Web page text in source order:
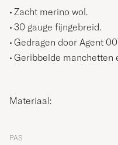
Zacht merino wol.
30 gauge fijngebreid.
Gedragen door Agent
Geribbelde manchetten
Materiaal:
PAS